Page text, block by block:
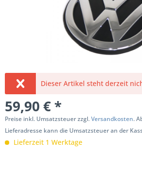
Dieser Artikel steht derzeit
59,90 € *
Preise inkl. Umsatzsteuer zzgl.Versandkosten.
Lieferadresse kann die Umsatzsteuer an der
Lieferzeit 1 Werktage